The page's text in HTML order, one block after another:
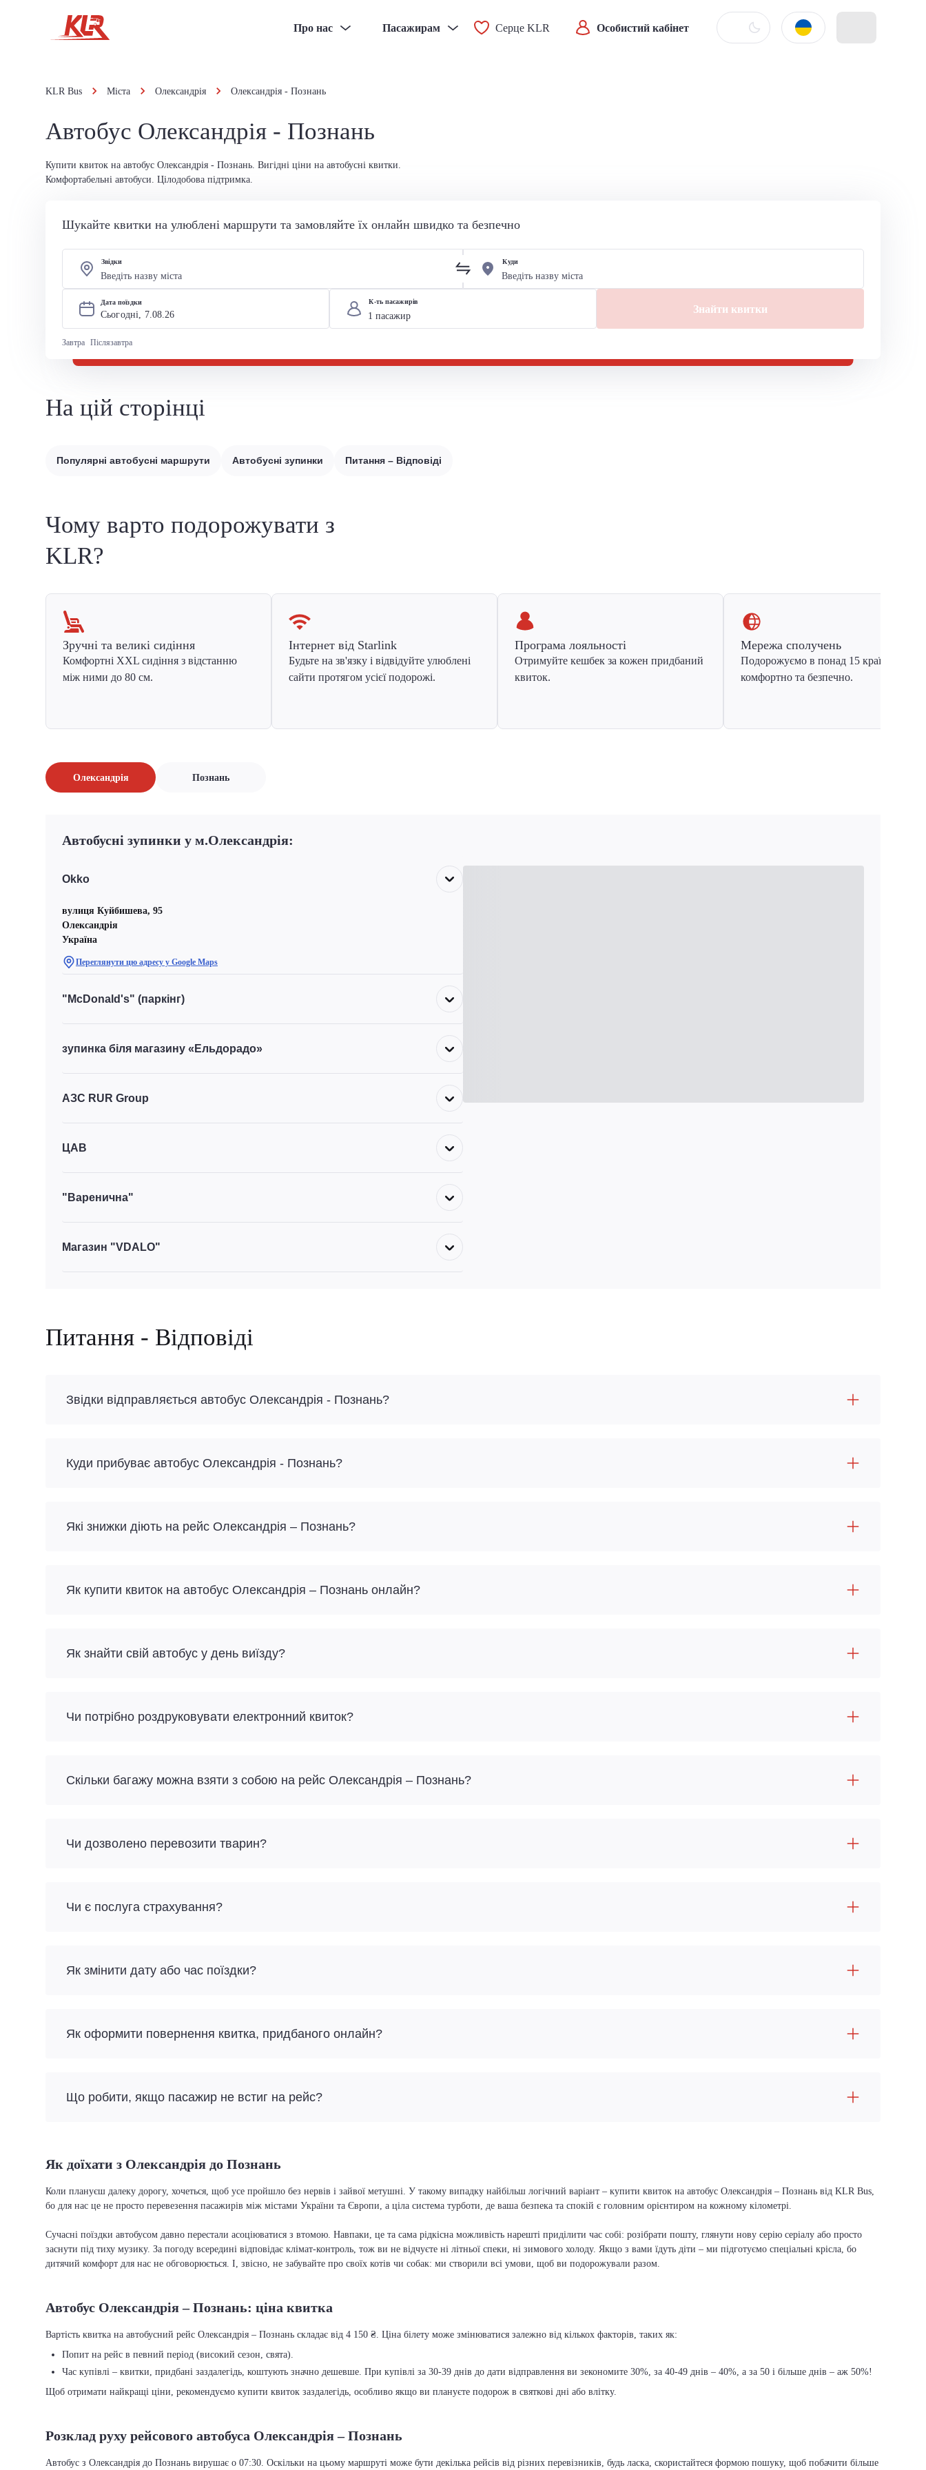
Про нас Пасажирам Серце KLR Особистий кабінет
KLR Bus Міста Олександрія Олександрія - Познань
Автобус Олександрія - Познань
Купити квиток на автобус Олександрія - Познань. Вигідні ціни на автобусні квитки.
Комфортабельні автобуси. Цілодобова підтримка.
Шукайте квитки на улюблені маршрути та замовляйте їх онлайн швидко та безпечно
Звідки Куди
Дата поїздки
Сьогодні, 7.08.26
Завтра Післязавтра
К-ть пасажирів
Знайти квитки
На цій сторінці
Популярні автобусні маршрути Автобусні зупинки Питання – Відповіді
Чому варто подорожувати з
KLR?
Зручні та великі сидіння
Комфортні XXL сидіння з відстанню
між ними до 80 см.
Інтернет від Starlink
Будьте на зв'язку і відвідуйте улюблені
сайти протягом усієї подорожі.
Програма лояльності
Отримуйте кешбек за кожен придбаний
квиток.
Мережа сполучень
Подорожуємо в понад 15 країн Європи
комфортно та безпечно.
Олександрія Познань
Автобусні зупинки у м.Олександрія:
Okko
вулиця Куйбишева, 95
Олександрія
Україна
Переглянути цю адресу у Google Maps
"McDonald's" (паркінг)
зупинка біля магазину «Ельдорадо»
АЗС RUR Group
ЦАВ
"Варенична"
Магазин "VDALO"
Питання - Відповіді
Звідки відправляється автобус Олександрія - Познань?
Куди прибуває автобус Олександрія - Познань?
Які знижки діють на рейс Олександрія – Познань?
Як купити квиток на автобус Олександрія – Познань онлайн?
Як знайти свій автобус у день виїзду?
Чи потрібно роздруковувати електронний квиток?
Скільки багажу можна взяти з собою на рейс Олександрія – Познань?
Чи дозволено перевозити тварин?
Чи є послуга страхування?
Як змінити дату або час поїздки?
Як оформити повернення квитка, придбаного онлайн?
Що робити, якщо пасажир не встиг на рейс?
Як доїхати з Олександрія до Познань
Коли плануєш далеку дорогу, хочеться, щоб усе пройшло без нервів і зайвої метушні. У такому випадку найбільш логічний варіант – купити квиток на автобус Олександрія – Познань від KLR Bus,
бо для нас це не просто перевезення пасажирів між містами України та Європи, а ціла система турботи, де ваша безпека та спокій є головним орієнтиром на кожному кілометрі.
Сучасні поїздки автобусом давно перестали асоціюватися з втомою. Навпаки, це та сама рідкісна можливість нарешті приділити час собі: розібрати пошту, глянути нову серію серіалу або просто
заснути під тиху музику. За погоду всередині відповідає клімат-контроль, тож ви не відчуєте ні літньої спеки, ні зимового холоду. Якщо з вами їдуть діти – ми підготуємо спеціальні крісла, бо
дитячий комфорт для нас не обговорюється. І, звісно, не забувайте про своїх котів чи собак: ми створили всі умови, щоб ви подорожували разом.
Автобус Олександрія – Познань: ціна квитка
Вартість квитка на автобусний рейс Олександрія – Познань складає від 4 150 ₴. Ціна білету може змінюватися залежно від кількох факторів, таких як:
Попит на рейс в певний період (високий сезон, свята).
Час купівлі – квитки, придбані заздалегідь, коштують значно дешевше. При купівлі за 30-39 днів до дати відправлення ви зекономите 30%, за 40-49 днів – 40%, а за 50 і більше днів – аж 50%!
Щоб отримати найкращі ціни, рекомендуємо купити квиток заздалегідь, особливо якщо ви плануєте подорож в святкові дні або влітку.
Розклад руху рейсового автобуса Олександрія – Познань
Автобус з Олександрія до Познань вирушає о 07:30. Оскільки на цьому маршруті може бути декілька рейсів від різних перевізників, будь ласка, скористайтеся формою пошуку, щоб побачити більше